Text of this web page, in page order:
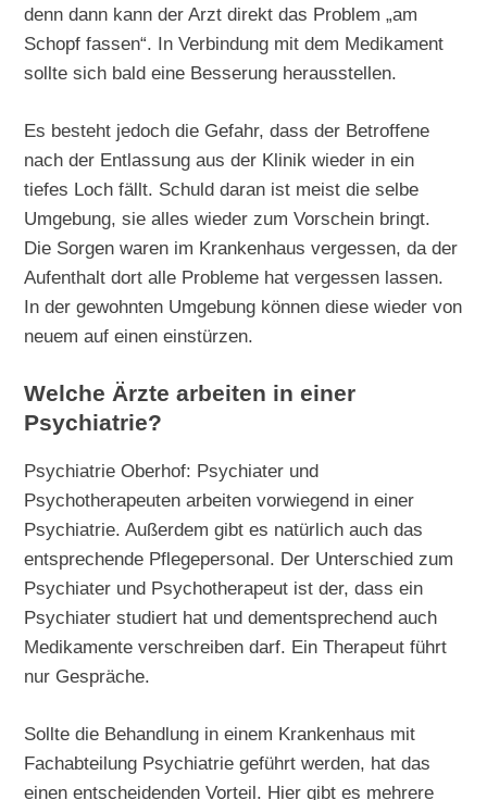
denn dann kann der Arzt direkt das Problem „am
Schopf fassen“. In Verbindung mit dem Medikament
sollte sich bald eine Besserung herausstellen.
Es besteht jedoch die Gefahr, dass der Betroffene
nach der Entlassung aus der Klinik wieder in ein
tiefes Loch fällt. Schuld daran ist meist die selbe
Umgebung, sie alles wieder zum Vorschein bringt.
Die Sorgen waren im Krankenhaus vergessen, da der
Aufenthalt dort alle Probleme hat vergessen lassen.
In der gewohnten Umgebung können diese wieder von
neuem auf einen einstürzen.
Welche Ärzte arbeiten in einer
Psychiatrie?
Psychiatrie Oberhof: Psychiater und
Psychotherapeuten arbeiten vorwiegend in einer
Psychiatrie. Außerdem gibt es natürlich auch das
entsprechende Pflegepersonal. Der Unterschied zum
Psychiater und Psychotherapeut ist der, dass ein
Psychiater studiert hat und dementsprechend auch
Medikamente verschreiben darf. Ein Therapeut führt
nur Gespräche.
Sollte die Behandlung in einem Krankenhaus mit
Fachabteilung Psychiatrie geführt werden, hat das
einen entscheidenden Vorteil. Hier gibt es mehrere